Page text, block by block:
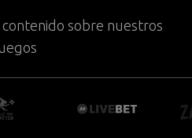
contenido sobre nuestros